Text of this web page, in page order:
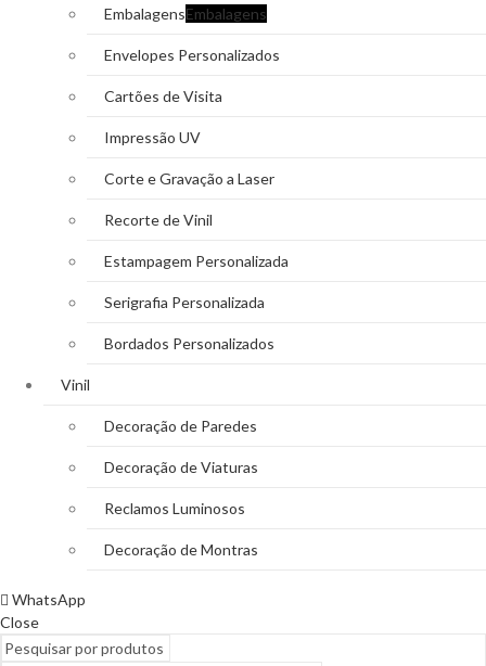
EmbalagensEmbalagens
Envelopes Personalizados
Cartões de Visita
Impressão UV
Corte e Gravação a Laser
Recorte de Vinil
Estampagem Personalizada
Serigrafia Personalizada
Bordados Personalizados
Vinil
Decoração de Paredes
Decoração de Viaturas
Reclamos Luminosos
Decoração de Montras
WhatsApp
Close